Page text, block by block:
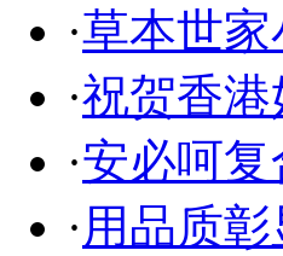
·草本世
·祝贺香
·安必呵
·用品质